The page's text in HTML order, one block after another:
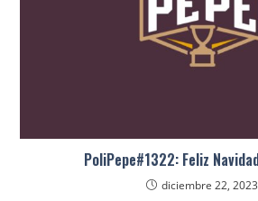
PoliPepe#1322: Feliz
diciembre 22, 2023